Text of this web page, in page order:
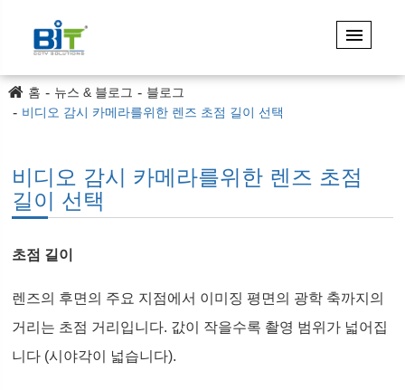
홈 뉴스 & 블로그
블로그
비디오 감시 카메라를위한 렌즈 초점 길이 선택
비디오 감시 카메라를위한 렌즈 초점
길이 선택
초점 길이
렌즈의 후면의 주요 지점에서 이미징 평면의 광학 축까지의
거리는 초점 거리입니다. 값이 작을수록 촬영 범위가 넓어집
니다 (시야각이 넓습니다).